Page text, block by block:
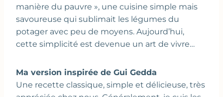
manière du pauvre », une cuisine simple mais
savoureuse qui sublimait les légumes du
potager avec peu de moyens. Aujourd’hui,
cette simplicité est devenue un art de vivre…
Ma version inspirée de Gui Gedda
Une recette classique, simple et délicieuse, très